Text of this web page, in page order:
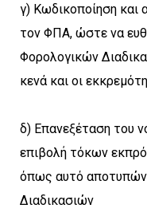
γ) Κωδικοποίηση και
τον ΦΠΑ, ώστε να
Φορολογικών
κενά και οι
δ) Επανεξέταση του
επιβολή τόκων
όπως αυτό
Διαδικασιών